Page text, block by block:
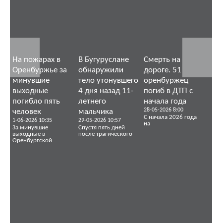
На пожарах в
Оренбуржье за
минувшие
выходные
погибло пять
человек
1-06-2026 10:35
За минувшие
выходные в
Оренбургской
В Бугуруслане
обнаружили
тело утонувшего
4 дня назад 11-
летнего
мальчика
29-05-2026 10:57
Спустя пять дней
после трагического
Смерть на
дороге. 51
оренбуржец
погиб в ДТП с
начала года
28-05-2026 8:00
С начала 2026 года
на